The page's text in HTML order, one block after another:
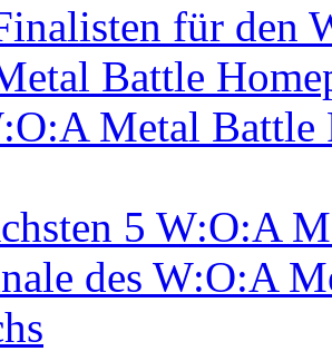
für den
Battle
Metal Battle
5 W:O:A
des W:O:A